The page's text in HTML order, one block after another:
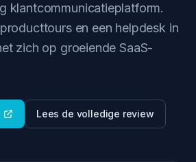
klantcommunicatieplatform.
en een helpdesk in
zich op groeiende SaaS-
Lees de volledige review